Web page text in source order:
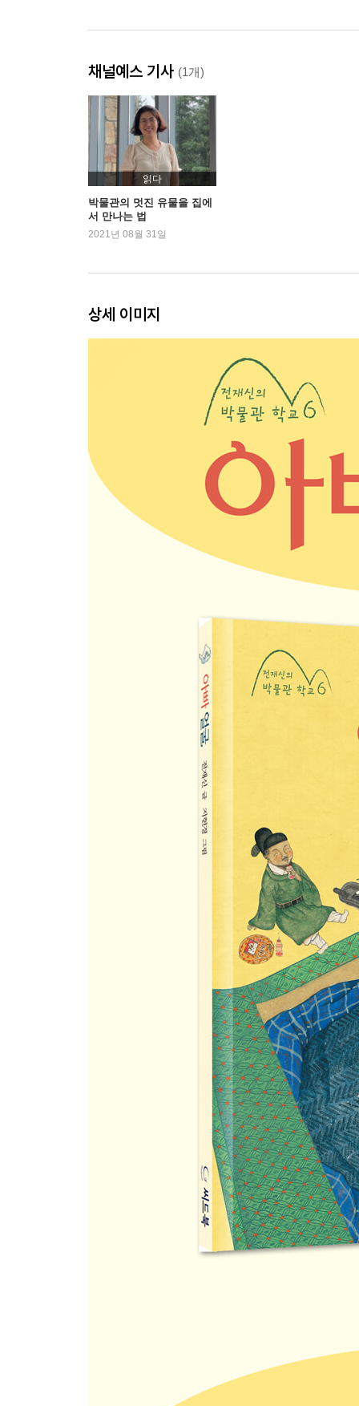
채널예스 기사 (1개)
읽다
박물관의 멋진 유물을 집에
서 만나는 법
2021년 08월 31일
상세 이미지